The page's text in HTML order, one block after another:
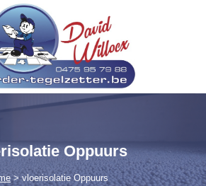
Oppuurs
> vloerisolatie Oppuurs